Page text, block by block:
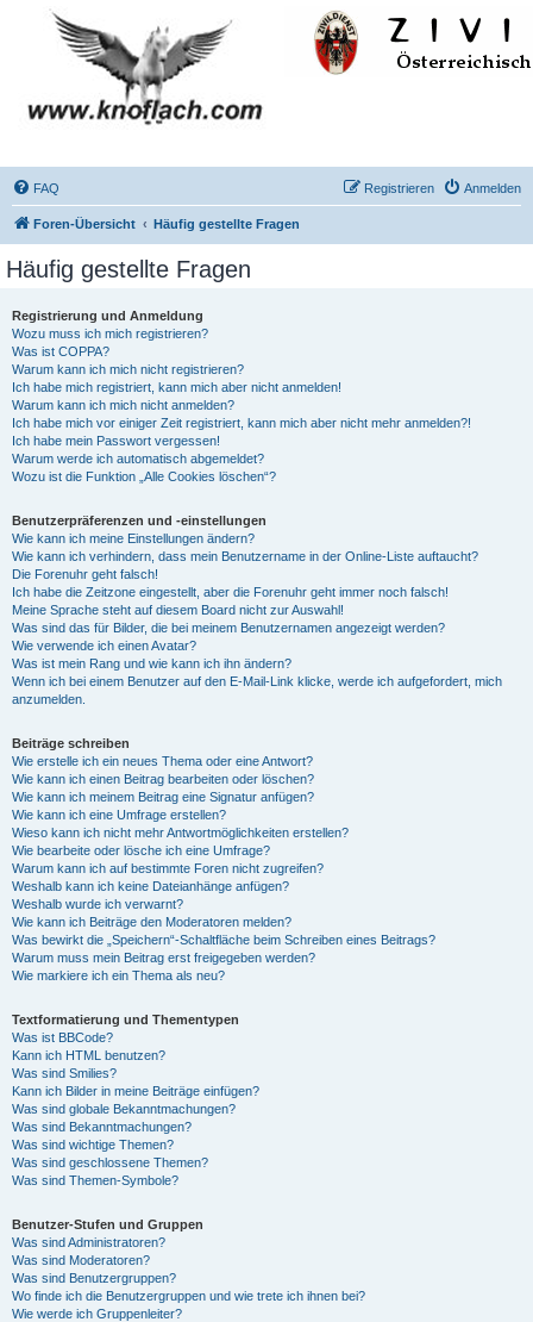
FAQ Anmelden
Registrieren
Foren-Übersicht Häufig gestellte Fragen
Häufig gestellte Fragen
Registrierung und Anmeldung
Wozu muss ich mich registrieren?
Was ist COPPA?
Warum kann ich mich nicht registrieren?
Ich habe mich registriert, kann mich aber nicht anmelden!
Warum kann ich mich nicht anmelden?
Ich habe mich vor einiger Zeit registriert, kann mich aber nicht mehr anmelden?!
Ich habe mein Passwort vergessen!
Warum werde ich automatisch abgemeldet?
Wozu ist die Funktion „Alle Cookies löschen“?
Benutzerpräferenzen und -einstellungen
Wie kann ich meine Einstellungen ändern?
Wie kann ich verhindern, dass mein Benutzername in der Online-Liste auftaucht?
Die Forenuhr geht falsch!
Ich habe die Zeitzone eingestellt, aber die Forenuhr geht immer noch falsch!
Meine Sprache steht auf diesem Board nicht zur Auswahl!
Was sind das für Bilder, die bei meinem Benutzernamen angezeigt werden?
Wie verwende ich einen Avatar?
Was ist mein Rang und wie kann ich ihn ändern?
Wenn ich bei einem Benutzer auf den E-Mail-Link klicke, werde ich aufgefordert, mich
anzumelden.
Beiträge schreiben
Wie erstelle ich ein neues Thema oder eine Antwort?
Wie kann ich einen Beitrag bearbeiten oder löschen?
Wie kann ich meinem Beitrag eine Signatur anfügen?
Wie kann ich eine Umfrage erstellen?
Wieso kann ich nicht mehr Antwortmöglichkeiten erstellen?
Wie bearbeite oder lösche ich eine Umfrage?
Warum kann ich auf bestimmte Foren nicht zugreifen?
Weshalb kann ich keine Dateianhänge anfügen?
Weshalb wurde ich verwarnt?
Wie kann ich Beiträge den Moderatoren melden?
Was bewirkt die „Speichern“-Schaltfläche beim Schreiben eines Beitrags?
Warum muss mein Beitrag erst freigegeben werden?
Wie markiere ich ein Thema als neu?
Textformatierung und Thementypen
Was ist BBCode?
Kann ich HTML benutzen?
Was sind Smilies?
Kann ich Bilder in meine Beiträge einfügen?
Was sind globale Bekanntmachungen?
Was sind Bekanntmachungen?
Was sind wichtige Themen?
Was sind geschlossene Themen?
Was sind Themen-Symbole?
Benutzer-Stufen und Gruppen
Was sind Administratoren?
Was sind Moderatoren?
Was sind Benutzergruppen?
Wo finde ich die Benutzergruppen und wie trete ich ihnen bei?
Wie werde ich Gruppenleiter?